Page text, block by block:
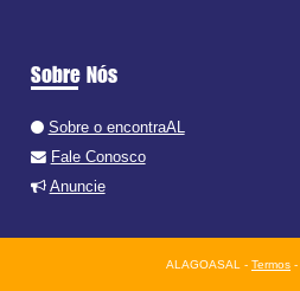
Sobre Nós
Sobre o encontraAL
Fale Conosco
Anuncie
ALAGOASAL - Termos -